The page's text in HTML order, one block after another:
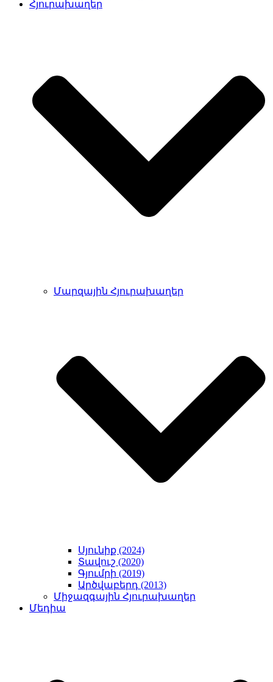
Հյուրախաղեր
Մարզային Հյուրախաղեր
Սյունիք (2024)
Տավուշ (2020)
Գյումրի (2019)
Արծվաբերդ (2013)
Միջազգային Հյուրախաղեր
Մեդիա